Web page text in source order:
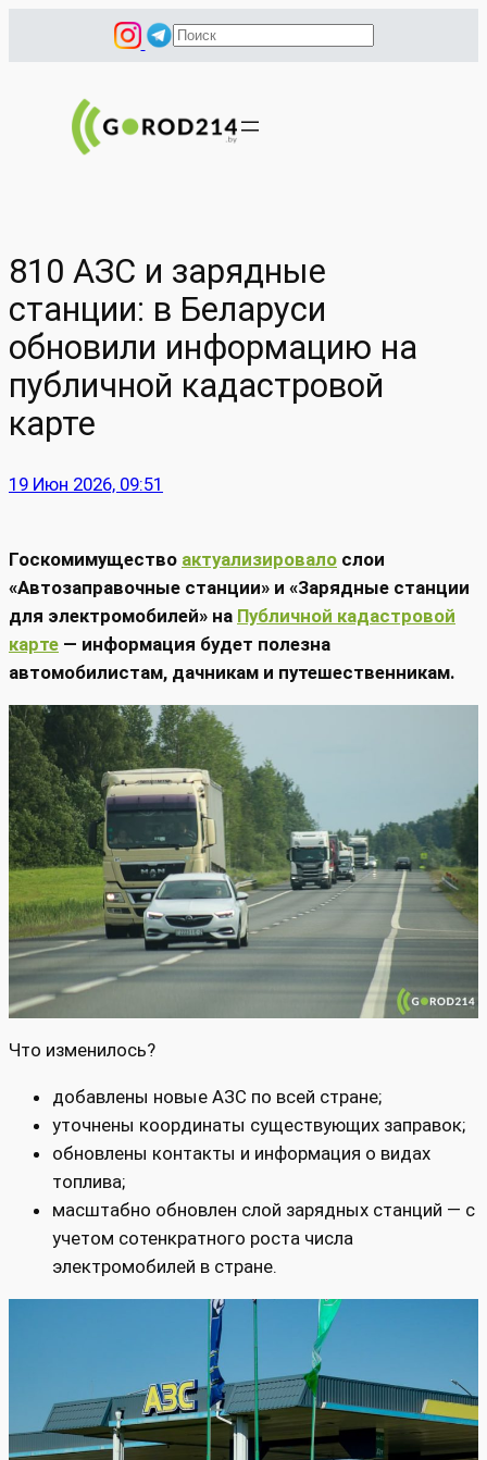
П
с
810 АЗС и зарядные
станции: в Беларуси
обновили информацию на
публичной кадастровой
карте
19 Июн 2026, 09:51
Госкомимущество актуализировало слои
«Автозаправочные станции» и «Зарядные станции
для электромобилей» на Публичной кадастровой
карте — информация будет полезна
автомобилистам, дачникам и путешественникам.
Что изменилось?
добавлены новые АЗС по всей стране;
уточнены координаты существующих заправок;
обновлены контакты и информация о видах
топлива;
масштабно обновлен слой зарядных станций — с
учетом сотенкратного роста числа
электромобилей в стране.